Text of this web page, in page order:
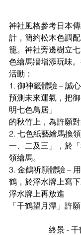
神社風格參考日本
計，簡約松木色調
籠。神社旁邊樹立七
色繪馬牆增添玩味
活動：
1. 御神籤體驗 – 誠
預測未來運氣，把
明七色鳥居」
的秋竹上，為許願對
2. 七色紙藝繪馬換
一、二及三」，於
領繪馬。
3. 金鶴祈願體驗 –
鶴，於浮水牌上寫
浮水牌上再放進
「千鶴望月潭」許願
終景 -